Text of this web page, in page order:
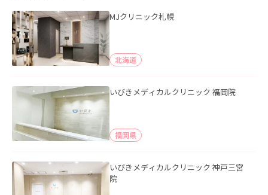
MJクリニック札幌
北海道
いびきメディカルクリニック 福岡院
福岡県
いびきメディカルクリニック 神戸三宮
院